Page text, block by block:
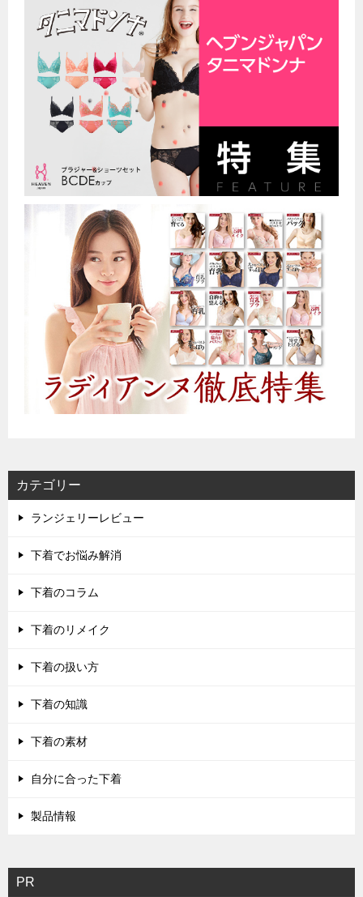
カテゴリー
ランジェリーレビュー
下着でお悩み解消
下着のコラム
下着のリメイク
下着の扱い方
下着の知識
下着の素材
自分に合った下着
製品情報
PR